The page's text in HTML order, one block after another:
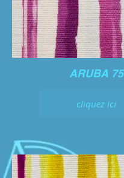
ARUBA 75
cliquez ici